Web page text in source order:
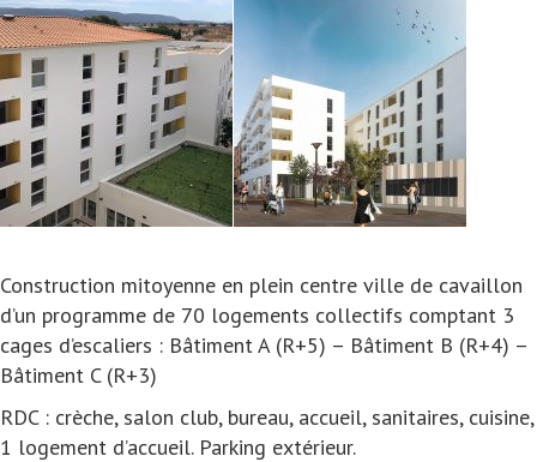
Construction mitoyenne en plein centre ville de cavaillon
d’un programme de 70 logements collectifs comptant 3
cages d’escaliers : Bâtiment A (R+5) – Bâtiment B (R+4) –
Bâtiment C (R+3)
RDC : crèche, salon club, bureau, accueil, sanitaires, cuisine,
1 logement d’accueil. Parking extérieur.